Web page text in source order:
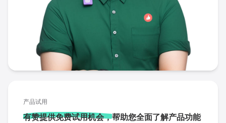
产品试用
有赞提供免费试用机会，帮助您全面了解产品功能